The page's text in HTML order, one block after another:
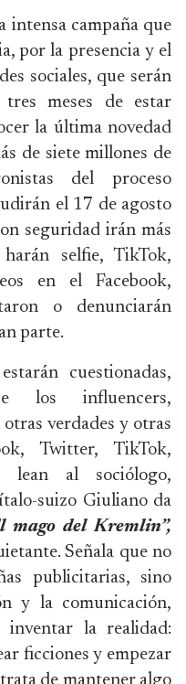
intensa campaña que
por la presencia y el
sociales, que serán
tres meses de estar
la última novedad
de siete millones de
del proceso
el 17 de agosto
seguridad irán más
selfie, TikTok,
en el Facebook,
o denunciarán
parte.
cuestionadas,
los influencers,
verdades y otras
Twitter, TikTok,
lean al sociólogo,
suizo Giuliano da
mago del Kremlin”,
Señala que no
publicitarias, sino
y la comunicación,
inventar la realidad:
ficciones y empezar
de mantener algo